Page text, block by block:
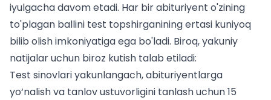
iyulgacha davom etadi. Har bir abituriyent o'zining
to'plagan ballini test topshirganining ertasi kuniyoq
bilib olish imkoniyatiga ega bo'ladi. Biroq, yakuniy
natijalar uchun biroz kutish talab etiladi:
Test sinovlari yakunlangach, abituriyentlarga
yo‘nalish va tanlov ustuvorligini tanlash uchun 15